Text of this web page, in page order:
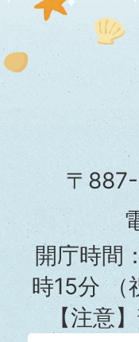
〒
開庁時間
時15分（
【注意